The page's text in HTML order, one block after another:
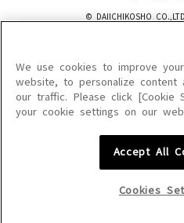
© DAIICHIKOSHO
このサイトに掲載されている一切の文章・
を問わず、著作権法の定める範囲を超えて
を禁じます。
楽曲及びコンテンツは、機種によりご利用
楽曲及びコンテンツの配信日、配信内容が変
We use cookies to improve
website, to personalize content
our traffic. Please click [Cookie
your cookie settings on our
Accept All
Cookies